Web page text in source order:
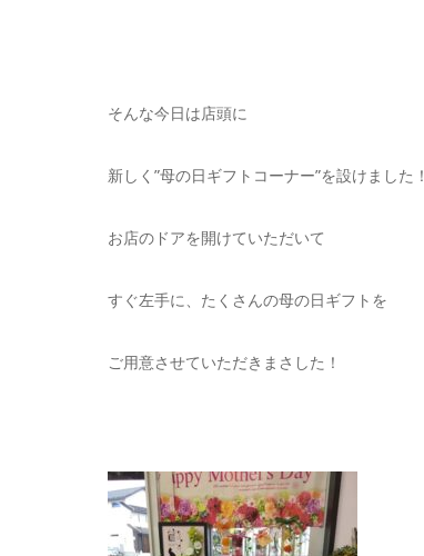
そんな今日は店頭に
新しく”母の日ギフトコーナー”を設けました！
お店のドアを開けていただいて
すぐ左手に、たくさんの母の日ギフトを
ご用意させていただきまさした！